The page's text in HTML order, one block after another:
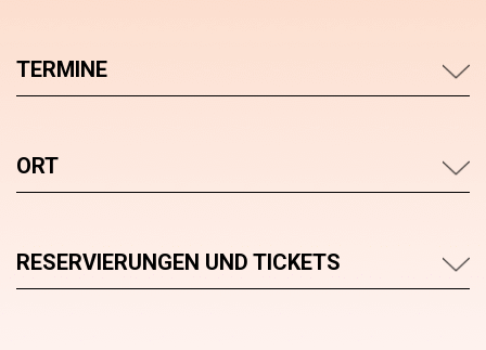
TERMINE
ORT
RESERVIERUNGEN UND TICKETS